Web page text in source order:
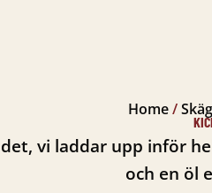
Home/
vi laddar upp inför
och en öl